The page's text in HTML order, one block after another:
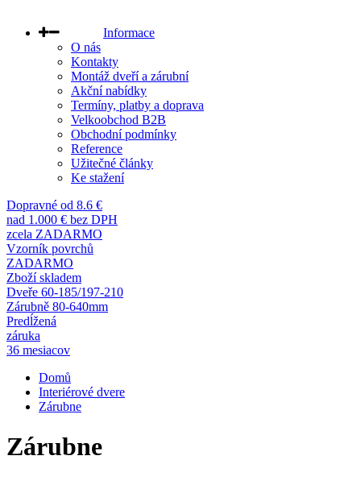
Informace
O nás
Kontakty
Montáž dveří a zárubní
Akční nabídky
Termíny, platby a doprava
Velkoobchod B2B
Obchodní podmínky
Reference
Užitečné články
Ke stažení
Dopravné od 8.6 €
nad 1.000 € bez DPH
zcela ZADARMO
Vzorník povrchů
ZADARMO
Zboží skladem
Dveře 60-185/197-210
Zárubně 80-640mm
Predĺžená
záruka
36 mesiacov
Domů
Interiérové dvere
Zárubne
Zárubne